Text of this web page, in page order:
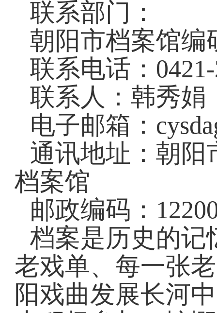
联系部门：
朝阳市档案馆编
联系电话：
联系人：韩秀娟
电子邮箱：
通讯地址：朝阳
档案馆
邮政编码：
档案是历史的记
老戏单、每一张
阳戏曲发展长河